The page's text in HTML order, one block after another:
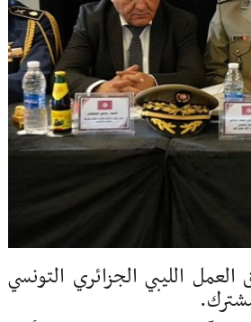
العمل الليبي الجزائري التونسي